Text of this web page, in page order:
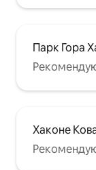
Парк Гора
Хаконе